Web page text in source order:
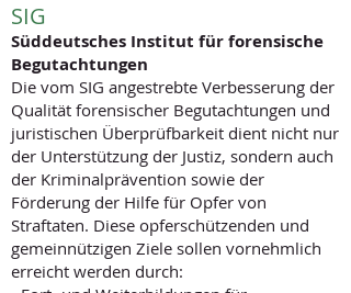
SIG
Süddeutsches Institut für forensische
Begutachtungen
Die vom SIG angestrebte Verbesserung der
Qualität forensischer Begutachtungen und
juristischen Überprüfbarkeit dient nicht nur
der Unterstützung der Justiz, sondern auch
der Kriminalprävention sowie der
Förderung der Hilfe für Opfer von
Straftaten. Diese opferschützenden und
gemeinnützigen Ziele sollen vornehmlich
erreicht werden durch: